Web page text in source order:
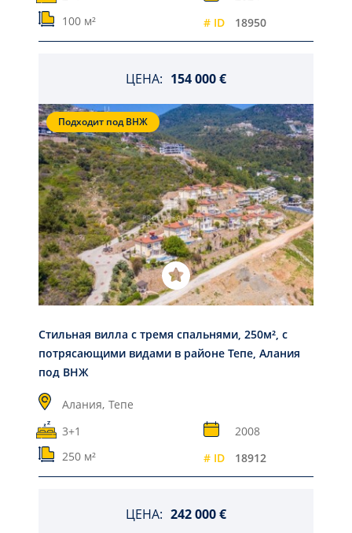
100 м²
# ID 18950
ЦЕНА: 154 000 €
Подходит под ВНЖ
Стильная вилла с тремя спальнями, 250м², с
потрясающими видами в районе Тепе, Алания
под ВНЖ
Алания, Тепе
3+1
2008
250 м²
# ID 18912
ЦЕНА: 242 000 €